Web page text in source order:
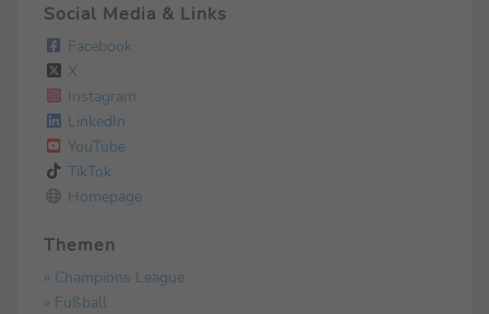
Social Media & Links
Facebook
X
Instagram
LinkedIn
YouTube
TikTok
Homepage
Themen
» Champions League
» Fußball